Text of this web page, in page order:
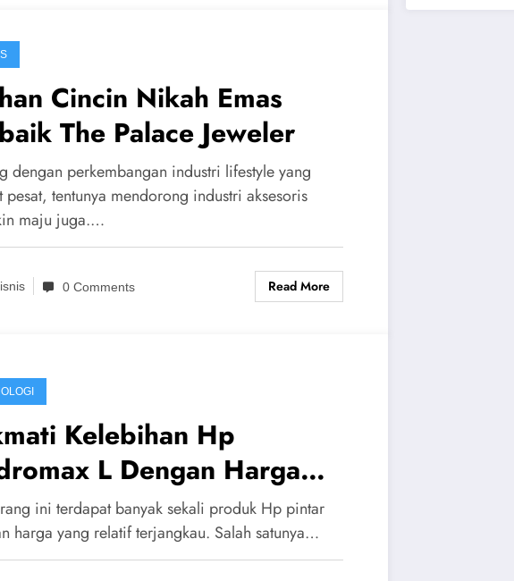
Cincin Nikah Emas
The Palace Jeweler
dengan perkembangan industri lifestyle yang
pesat, tentunya mendorong industri aksesoris
maju juga.…
0 Comments Read More
Kelebihan Hp
L Dengan Harga
Murah
ini terdapat banyak sekali produk Hp pintar
harga yang relatif terjangkau. Salah satunya…